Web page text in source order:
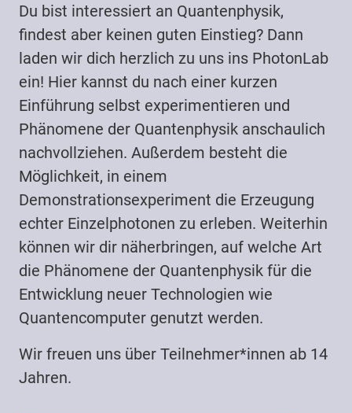
Du bist interessiert an Quantenphysik,
findest aber keinen guten Einstieg? Dann
laden wir dich herzlich zu uns ins PhotonLab
ein! Hier kannst du nach einer kurzen
Einführung selbst experimentieren und
Phänomene der Quantenphysik anschaulich
nachvollziehen. Außerdem besteht die
Möglichkeit, in einem
Demonstrationsexperiment die Erzeugung
echter Einzelphotonen zu erleben. Weiterhin
können wir dir näherbringen, auf welche Art
die Phänomene der Quantenphysik für die
Entwicklung neuer Technologien wie
Quantencomputer genutzt werden.
Wir freuen uns über Teilnehmer*innen ab 14
Jahren.